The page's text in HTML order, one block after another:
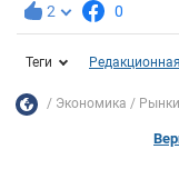
2 0
Теги
Экономика